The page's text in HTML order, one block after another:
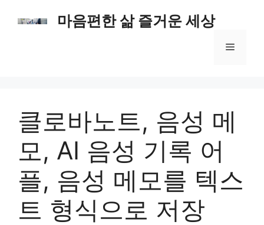
마음편한 삶 즐거운 세상
메
클로바노트, 음성 메
모, AI 음성 기록 어
플, 음성 메모를 텍스
트 형식으로 저장